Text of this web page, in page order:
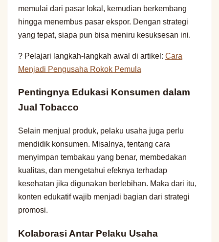
memulai dari pasar lokal, kemudian berkembang
hingga menembus pasar ekspor. Dengan strategi
yang tepat, siapa pun bisa meniru kesuksesan ini.
? Pelajari langkah-langkah awal di artikel: Cara
Menjadi Pengusaha Rokok Pemula
Pentingnya Edukasi Konsumen dalam
Jual Tobacco
Selain menjual produk, pelaku usaha juga perlu
mendidik konsumen. Misalnya, tentang cara
menyimpan tembakau yang benar, membedakan
kualitas, dan mengetahui efeknya terhadap
kesehatan jika digunakan berlebihan. Maka dari itu,
konten edukatif wajib menjadi bagian dari strategi
promosi.
Kolaborasi Antar Pelaku Usaha